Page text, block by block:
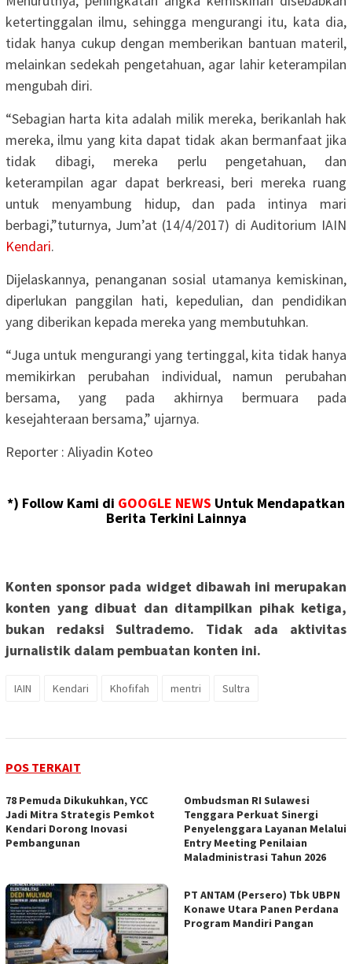
ketertinggalan ilmu, sehingga mengurangi itu, kata dia,
tidak hanya cukup dengan memberikan bantuan materil,
melainkan sedekah pengetahuan, agar lahir keterampilan
mengubah diri.
“Sebagian harta kita adalah milik mereka, berikanlah hak
mereka, ilmu yang kita dapat tidak akan bermanfaat jika
tidak dibagi, mereka perlu pengetahuan, dan
keterampilan agar dapat berkreasi, beri mereka ruang
untuk menyambung hidup, dan pada intinya mari
berbagi,”tuturnya, Jum’at (14/4/2017) di Auditorium IAIN
Kendari.
Dijelaskannya, penanganan sosial utamanya kemiskinan,
diperlukan panggilan hati, kepedulian, dan pendidikan
yang diberikan kepada mereka yang membutuhkan.
“Juga untuk mengurangi yang tertinggal, kita tidak hanya
memikirkan perubahan individual, namun perubahan
bersama, yang pada akhirnya bermuara pada
kesejahteraan bersama,” ujarnya.
Reporter : Aliyadin Koteo
*) Follow Kami di GOOGLE NEWS Untuk Mendapatkan
Berita Terkini Lainnya
Konten sponsor pada widget dibawah ini merupakan
konten yang dibuat dan ditampilkan pihak ketiga,
bukan redaksi Sultrademo. Tidak ada aktivitas
jurnalistik dalam pembuatan konten ini.
IAIN Kendari Khofifah mentri Sultra
POS TERKAIT
78 Pemuda Dikukuhkan, YCC
Jadi Mitra Strategis Pemkot
Kendari Dorong Inovasi
Pembangunan
Ombudsman RI Sulawesi
Tenggara Perkuat Sinergi
Penyelenggara Layanan Melalui
Entry Meeting Penilaian
Maladministrasi Tahun 2026
PT ANTAM (Persero) Tbk UBPN
Konawe Utara Panen Perdana
Program Mandiri Pangan